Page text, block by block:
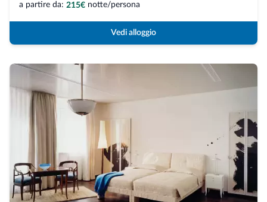
a partire da: 215€ notte/persona
Vedi alloggio